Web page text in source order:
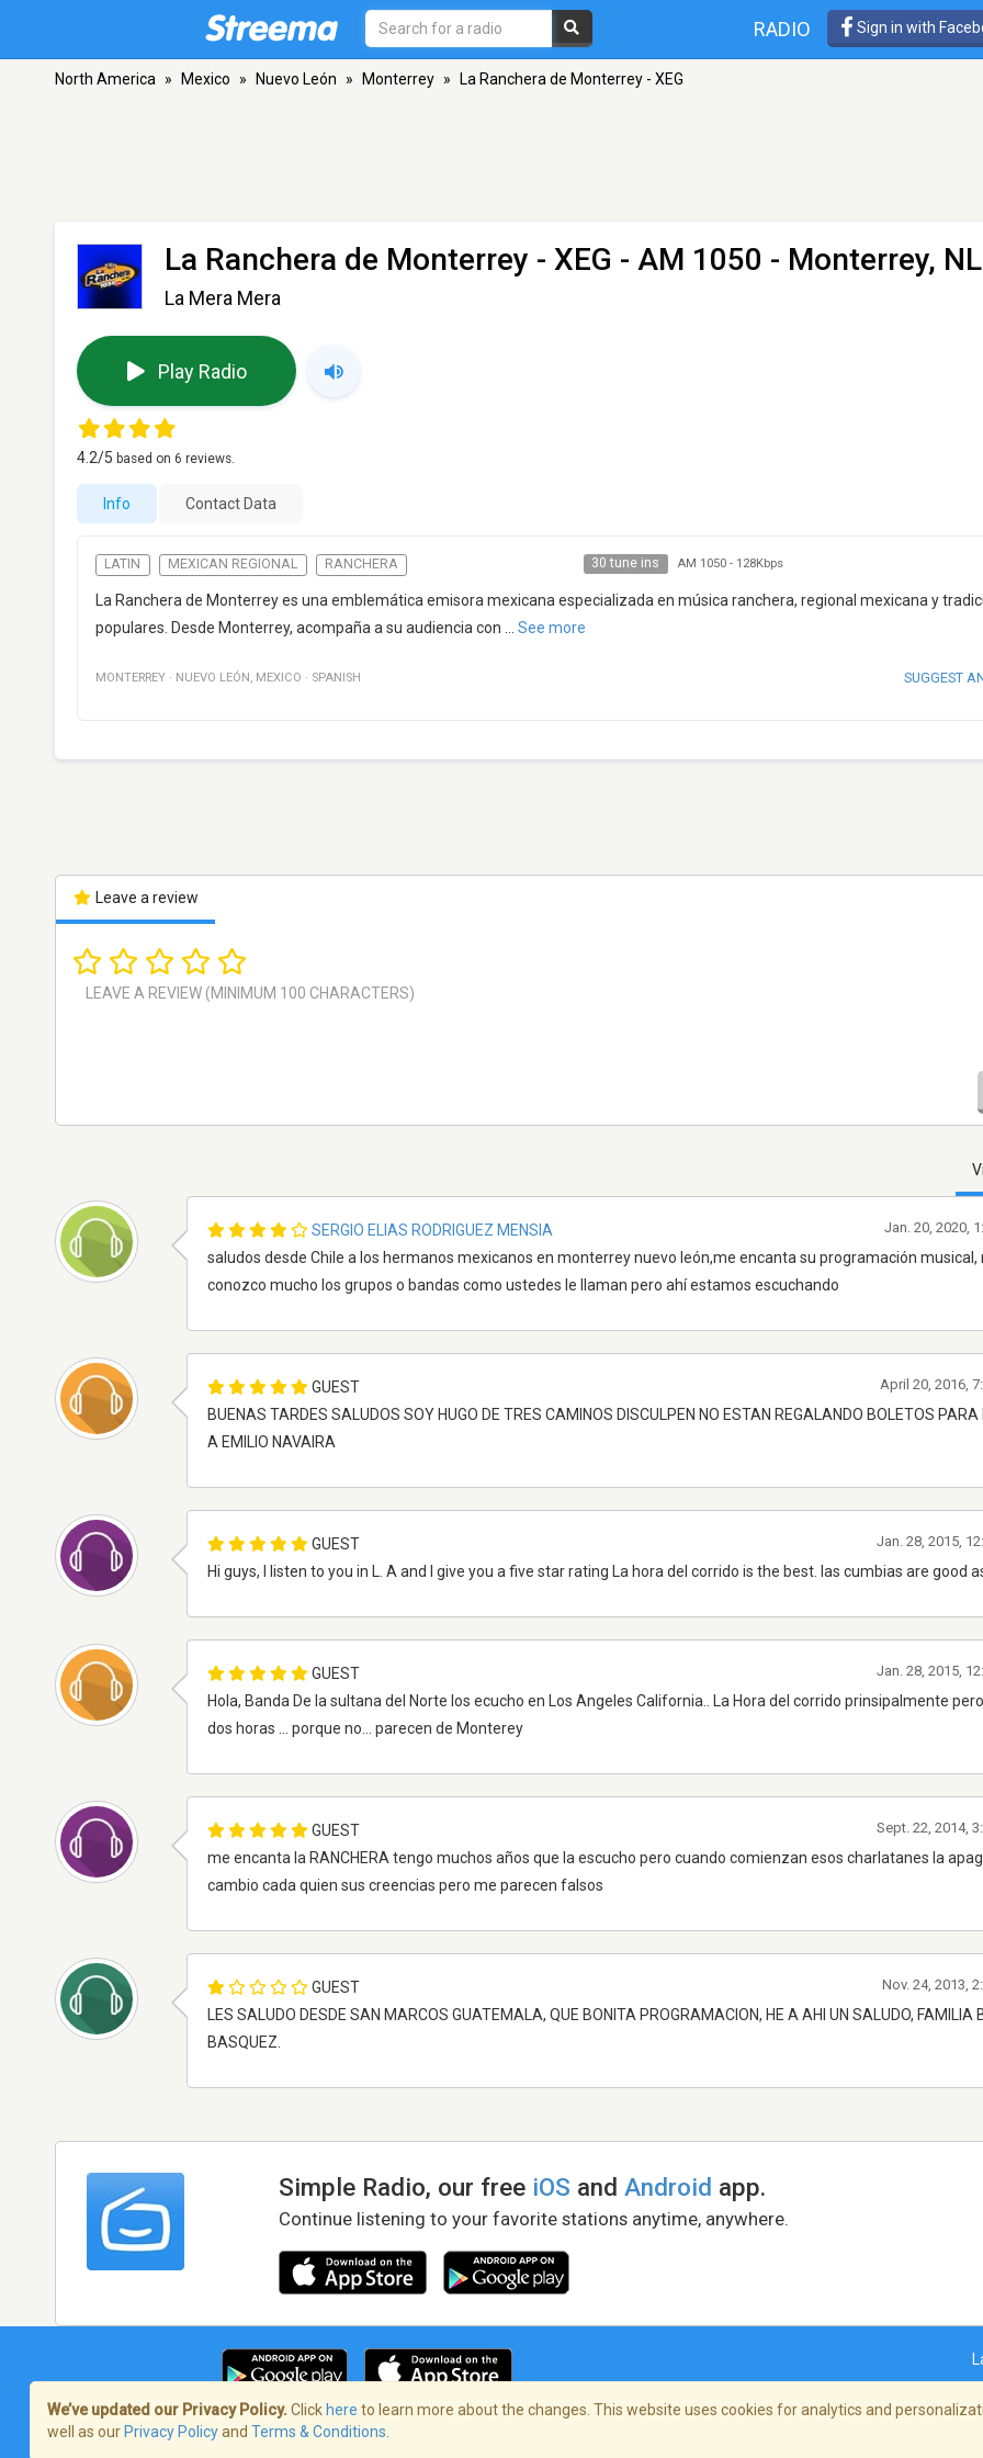
RADIO Sign in with
North America » Mexico » Nuevo León » Monterrey » La Ranchera de Monterrey - XEG
La Ranchera de Monterrey - XEG - AM 1050 - Monterrey, NL
La Mera Mera
Play Radio
4.2/5 based on 6 reviews.
Info Contact Data
LATIN MEXICAN REGIONAL RANCHERA 30 tune ins AM 1050- 128Kbps
La Ranchera de Monterrey es una emblemática emisora mexicana especializada en música ranchera, regional mexicana y
populares. Desde Monterrey, acompaña a su audiencia con
See more
MONTERREY · NUEVO LEÓN , MEXICO · SPANISH SUGGEST
Leave a review
SERGIO ELIAS RODRIGUEZ MENSIA
saludos desde Chile a los hermanos mexicanos en monterrey nuevo león,me encanta su programación musical,
conozco mucho los grupos o bandas como ustedes le llaman pero ahí estamos escuchando
Jan. 20, 2020,
GUEST
BUENAS TARDES SALUDOS SOY HUGO DE TRES CAMINOS DISCULPEN NO ESTAN REGALANDO BOLETOS PARA
A EMILIO NAVAIRA
April 20, 2016,
GUEST
Hi guys, I listen to you in L. A and I give you a five star rating La hora del corrido is the best. las cumbias are good
Jan. 28, 2015,
GUEST
Hola, Banda De la sultana del Norte los ecucho en Los Angeles California.. La Hora del corrido prinsipalmente
dos horas ... porque no... parecen de Monterey
Jan. 28, 2015,
GUEST
me encanta la RANCHERA tengo muchos años que la escucho pero cuando comienzan esos charlatanes la
cambio cada quien sus creencias pero me parecen falsos
Sept. 22, 2014,
GUEST
LES SALUDO DESDE SAN MARCOS GUATEMALA, QUE BONITA PROGRAMACION, HE A AHI UN SALUDO, FAMILIA
BASQUEZ.
Nov. 24, 2013,
Simple Radio, our free iOS andAndroid app.
Continue listening to your favorite stations anytime, anywhere.
Terms of Service/Privacy Policy
We’ve updated our Privacy Policy. Click here to learn more about the changes. This website uses cookies for analytics and
well as our Privacy Policyand Terms & Conditions